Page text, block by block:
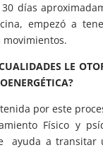
días
empezó a
LE
por este
Físico y
ayuda a transitar